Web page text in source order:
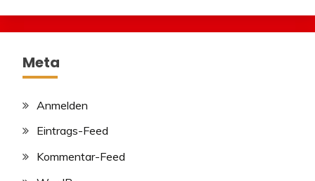
Meta
Anmelden
Eintrags-Feed
Kommentar-Feed